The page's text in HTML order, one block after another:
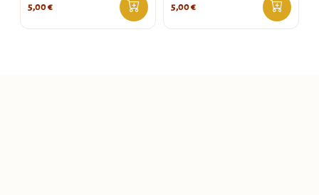
5,00€ 5,00€